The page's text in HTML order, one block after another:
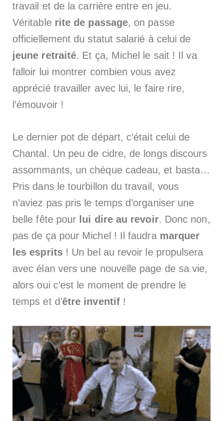
travail et de la carrière entre en jeu.
Véritable rite de passage, on passe
officiellement du statut salarié à celui de
jeune retraité. Et ça, Michel le sait ! Il va
falloir lui montrer combien vous avez
apprécié travailler avec lui, le faire rire,
l’émouvoir !
Le dernier pot de départ, c’était celui de
Chantal. Un peu de cidre, de longs discours
assommants, un chèque cadeau, et basta…
Pris dans le tourbillon du travail, vous
n’aviez pas pris le temps d’organiser une
belle fête pour lui dire au revoir. Donc non,
pas de ça pour Michel ! Il faudra marquer
les esprits! Un bel au revoir le propulsera
avec élan vers une nouvelle page de sa vie,
alors oui c’est le moment de prendre le
temps et d’être inventif!